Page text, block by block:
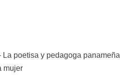
poetisa y pedagoga
mujer